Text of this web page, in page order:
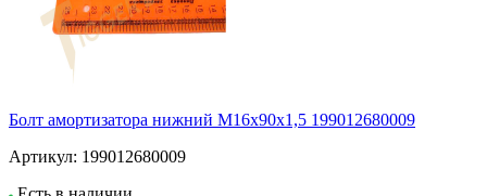
Болт амортизатора нижний М16х90х1,5 199012680009
Артикул: 199012680009